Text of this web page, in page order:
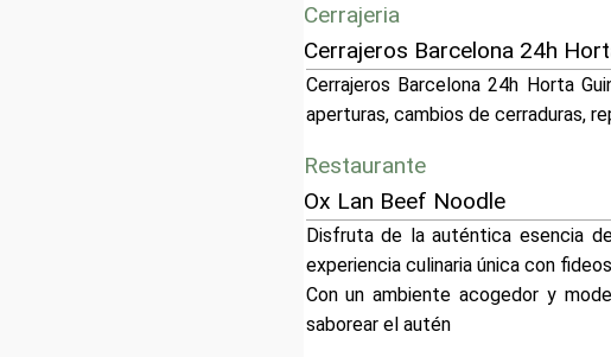
Cerrajeria
Cerrajeros Barcelona 24h
Cerrajeros Barcelona 24h Horta
aperturas, cambios de cerraduras,
Restaurante
Ox Lan Beef Noodle
Disfruta de la auténtica esencia
experiencia culinaria única con
Con un ambiente acogedor y
saborear el autén